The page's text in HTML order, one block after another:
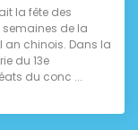
la fête des
de la
an chinois. Dans la
du 13e
du conc ...